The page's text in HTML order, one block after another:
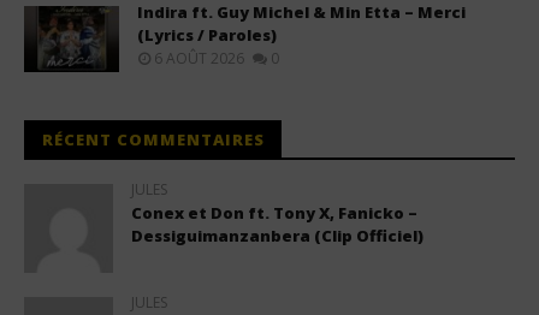
Indira ft. Guy Michel & Min Etta – Merci
(Lyrics / Paroles)
6 AOÛT 2026 0
RÉCENT COMMENTAIRES
JULES
Conex et Don ft. Tony X, Fanicko –
Dessiguimanzanbera (Clip Officiel)
JULES